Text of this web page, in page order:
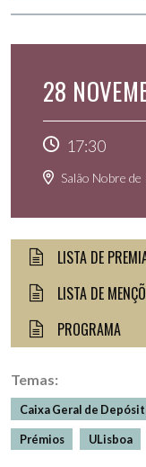
28
17:30
Salão Nobre
LISTA DE
LISTA DE
PROGRAMA
Temas:
Caixa Geral de
Prémios ULisboa